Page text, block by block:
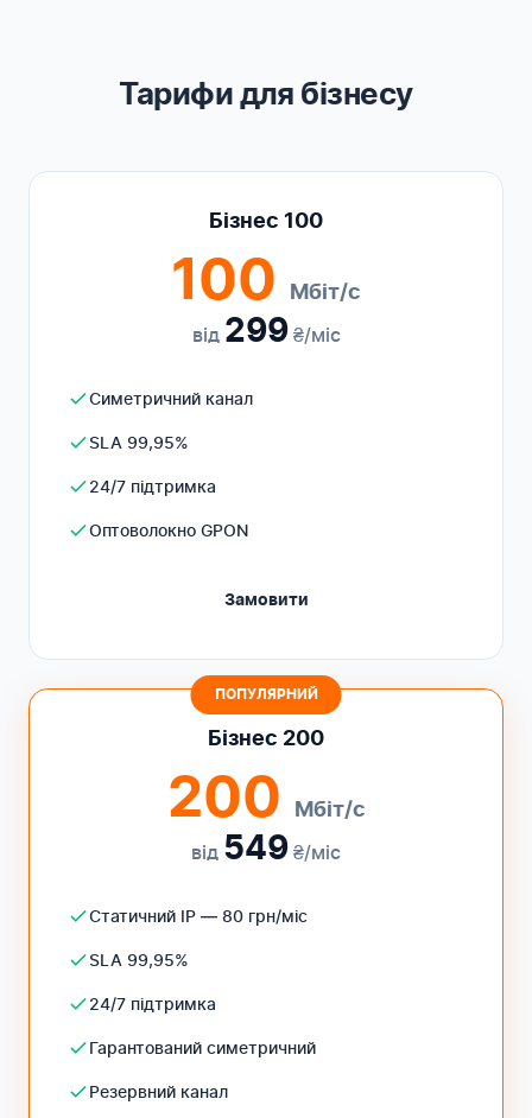
Тарифи для бізнесу
Бізнес 100
100 Мбіт/с
від 299₴/міс
Симетричний канал
SLA 99,95%
24/7 підтримка
Оптоволокно GPON
Замовити
ПОПУЛЯРНИЙ
Бізнес 200
200 Мбіт/с
від 549 ₴/міс
Статичний IP — 80 грн/міс
SLA 99,95%
24/7 підтримка
Гарантований симетричний
Резервний канал